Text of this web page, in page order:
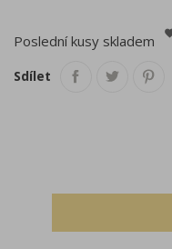
Poslední kusy skladem
Sdílet